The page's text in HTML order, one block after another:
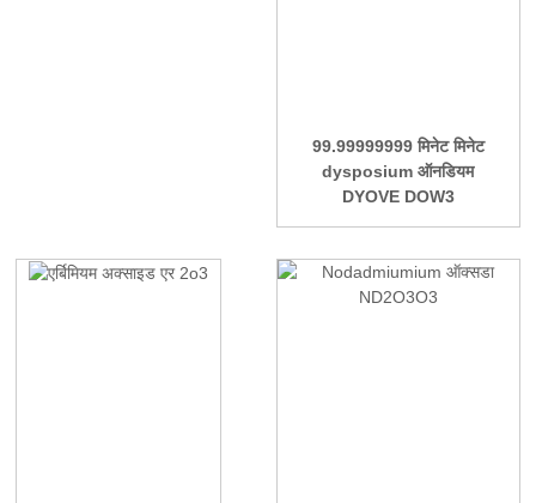
99.99999999 मिनेट मिनेट
dysposium ऑनडियम
DYOVE DOW3